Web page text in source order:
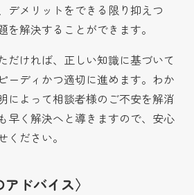
デメリットをできる限り抑えつ
を解決することができます。
だければ、正しい知識に基づいて
ーディかつ適切に進めます。わか
によって相談者様のご不安を解消
早く解決へと導きますので、安心
ください。
ドバイス〉